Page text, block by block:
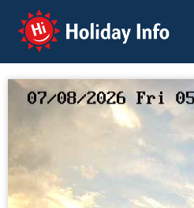
Holiday Info